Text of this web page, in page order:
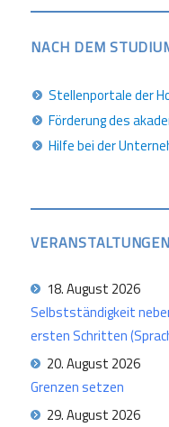
NACH DEM
Stellenportale der
Förderung des
Hilfe bei der
VERANSTALTUNGEN
18. August 2026
Selbstständigkeit
ersten Schritten
20. August 2026
Grenzen setzen
29. August 2026